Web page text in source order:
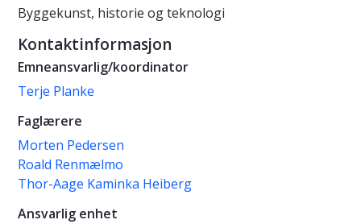
Byggekunst, historie og teknologi
Kontaktinformasjon
Emneansvarlig/koordinator
Terje Planke
Faglærere
Morten Pedersen
Roald Renmælmo
Thor-Aage Kaminka Heiberg
Ansvarlig enhet